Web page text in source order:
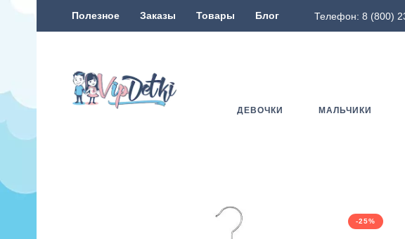
Полезное Заказы Товары Блог Телефон: 8 (800)
ДЕВОЧКИ МАЛЬЧИКИ
-25%